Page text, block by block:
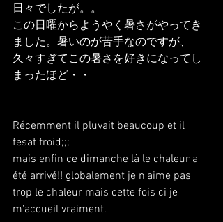
日々でしたが。。
この日曜からようやく暑さがやってき
ました。暑いのが苦手なのですが、
久々すぎてこの暑さを好きになってし
まったほど・・
Récemment il pluvait beaucoup et il
fesat froid;;;
mais enfin ce dimanche là le chaleur a
été arrivé!! globalement je n'aime pas
trop le chaleur mais cette fois ci je
m'accueil vraiment.